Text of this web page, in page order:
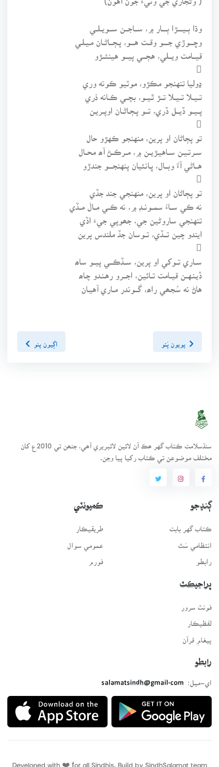
وڌا ٻــيـــــڙا ٻـــــار ۾، ســـاجـــن ســـويــلــي
وڇــــوڙي جـــــو وقــت هــــو، پـڄـــاڻــان مـيـلـي
قيـــامت ويـــلي، هڄـــي پيـــو هينئـــڙو

ڍوليا تنهنجو مڪڙو، موٽيو ڪونه وري
تــيــلا تــيــلا تـــڙ ٿـيــو، بچــي ڪــانه ذري
پــيــو ڏيـــل ڏري، تـــو پـڄـاڻــان اوپــريـن

تو پڄاڻان او پرين، منهنجو ڪهڙو حال
ســرتـيـن ســاهيـڙيــن ۾، مــرڪــڻ آھ محــال
هـــاڻي آءٌ وبـــال، ڀـانئيان پنهنجــــو جندڙو

تو پڄاڻان او پرين، منهنجي جند جڏي
نه ڪي ســاءُ سمــونــڊ ۾، نه ڪــي مــالَ مــڏي
تنهنجي ساروڻين جي، جھوپي جيءَ اڏي
ايندو چين تـــڏي، تــوسان جڏ ملندس پرين

ســاري تــوکي او پرين، ســڏڪـــي پيــو ساھ
ڏيـنـهــن قيــامت تــائين، اجـــرو رهـنـدو چـاھ
هاڻ نه سُجھي راھ، گـــوندر مــاري آهيـان
پويون پَنو اڳيون پنو
سنڌسلامت ڪتاب گهر ھڪ آن لائين لائبريري آھي، جنھن تي 2010ع کان
مختلف موضوعن تي ڪتاب رکيا پيا وڃن.
ڳنڍجو
ڪتاب گهر بابت
انتظامي سَٿ
رابطو
ڪميونٽي
طريقيڪار
عمومي سوال
فورم
پراجيڪٽ
لفظيڪار
پيغامِ قرآن
رابطو
اي-ميل:
salamatsindh@gmail.com
Developed with ❤️ for all Sindhis. Build by